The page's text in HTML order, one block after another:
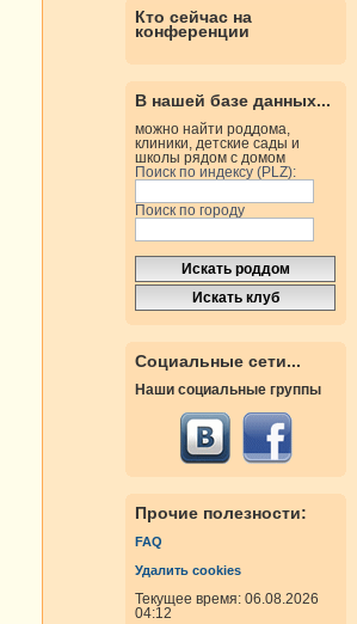
Кто сейчас на
конференции
В нашей базе данных...
можно найти роддома,
клиники, детские сады и
школы рядом с домом
Поиск по индексу (PLZ):
Поиск по городу
Социальные сети...
Наши социальные группы
Прочие полезности:
FAQ
Удалить cookies
Текущее время: 06.08.2026
04:12